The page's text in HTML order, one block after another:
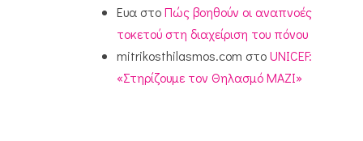
Ευα στοΠώς βοηθούν οι αναπνοές
τοκετού στη διαχείριση του πόνου
mitrikosthilasmos.com στοUNICEF:
«Στηρίζουμε τον Θηλασμό ΜΑΖΙ»